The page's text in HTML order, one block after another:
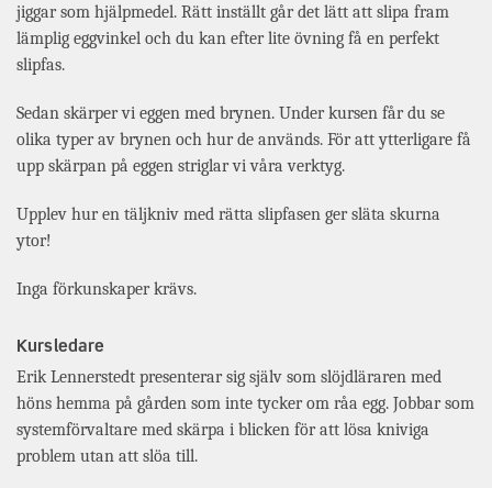
jiggar som hjälpmedel. Rätt inställt går det lätt att slipa fram
lämplig eggvinkel och du kan efter lite övning få en perfekt
slipfas.
Sedan skärper vi eggen med brynen. Under kursen får du se
olika typer av brynen och hur de används. För att ytterligare få
upp skärpan på eggen striglar vi våra verktyg.
Upplev hur en täljkniv med rätta slipfasen ger släta skurna
ytor!
Inga förkunskaper krävs.
Kursledare
Erik Lennerstedt presenterar sig själv som slöjdläraren med
höns hemma på gården som inte tycker om råa egg. Jobbar som
systemförvaltare med skärpa i blicken för att lösa kniviga
problem utan att slöa till.